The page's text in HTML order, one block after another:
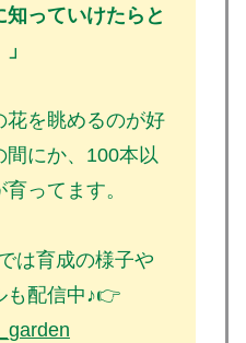
知っていけたらと
花を眺めるのが好
間にか、100本以
ってます。
は育成の様子や
も配信中♪👉